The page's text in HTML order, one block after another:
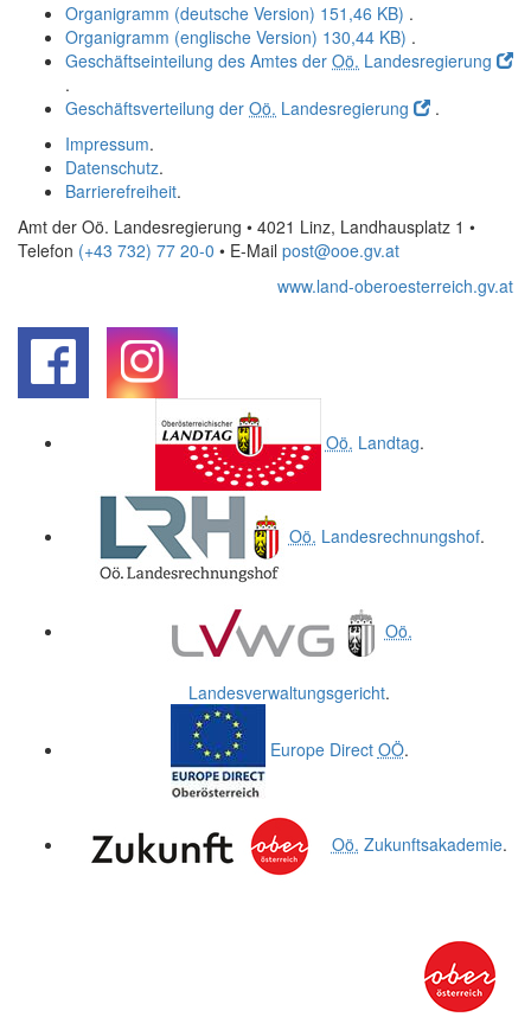
Organigramm (deutsche Version) 151,46 KB) .
Organigramm (englische Version) 130,44 KB) .
Geschäftseinteilung des Amtes der Oö. Landesregierung
.
Geschäftsverteilung der Oö. Landesregierung
.
Impressum.
Datenschutz.
Barrierefreiheit.
Amt der Oö. Landesregierung • 4021 Linz, Landhausplatz 1 •
Telefon (+43 732) 77 20-0 • E-Mail post@ooe.gv.at
www.land-oberoesterreich.gv.at
Oö. Landtag.
Oö. Landesrechnungshof.
Oö.
Landesverwaltungsgericht.
Europe Direct OÖ.
Oö. Zukunftsakademie.